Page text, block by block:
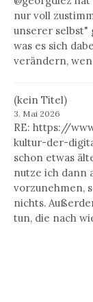
nur voll
unserer selbst"
was es sich
verändern,
(kein Titel)
3. Mai 2026
RE: https://
kultur-der-
schon etwas
nutze ich dann
vorzunehmen,
nichts.
tun, die nach